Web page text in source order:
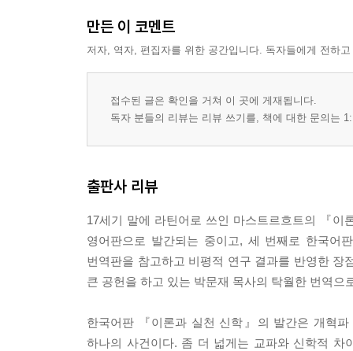
XXXVI. 3. 하나님의 작정은 우리에게 그 용도를 보
XXXVII. 4. 우리는 특히 하나님에 대한 예배에서
2장 예정
석의 부분
II. 로마서 9장 22-23절에 대한 석의
교리 부분
III. 예정이 존재한다는 사실은 다음에 의거해 증명
IV. 이성
VI. “예정”이라는 용어는 무엇을 가리키는가?
VII. 예정의 내용은 무엇인가?
만든 이 코멘트
저자, 역자, 편집자를 위한 공간입니다. 독자들에게 전하
접수된 글은 확인을 거쳐 이 곳에 게재됩니다.
독자 분들의 리뷰는 리뷰 쓰기를, 책에 대한 문의는
출판사 리뷰
17세기 말에 라틴어로 쓰인 마스트르흐트의 『이
영어판으로 발간되는 중이고, 세 번째로 한국어
번역판을 참고하고 비평적 연구 결과를 반영한
큰 공헌을 하고 있는 박문재 목사의 탁월한 번역
한국어판 『이론과 실천 신학』의 발간은 개혁
하나의 사건이다. 좀 더 넓게는 교파와 신학적